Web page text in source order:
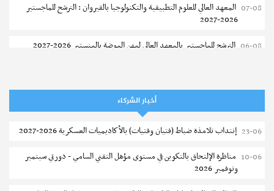
07-08 المعهد العالي للعلوم التطبيقية والتكنولوجيا بالقيروان : الترشح للماجستير
2026-2027
06-08 الترشح للماجستير بالمعهد العالي لمهن الموضة بالمنستير 2026-2027
تمديد آجال الترشح للماجستير بالمعهد العالي لعلوم و تقنيات المياه بقابس
2026-2027
05-08
بلاغ حول مواعيد الترسيم المدرسي عن بعد بعنوان السنة الدراسية 2026-
الإعلان عن نتائج الدورة الرئيسية للتوجيه الجامعي - باكالوريا 2026
أخبار الشركاء
23-06 إنتداب تلامذة ضباط (فتيان وفتيات) بالأكاديميات العسكرية 2026-2027
10-06 مناظرة الإلتحاق بالتكوين في مستوى مؤهل التقني السامي - دورتي سبتمبر
ونوفمبر 2026